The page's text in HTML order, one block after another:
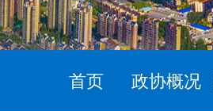
首页 政协概况